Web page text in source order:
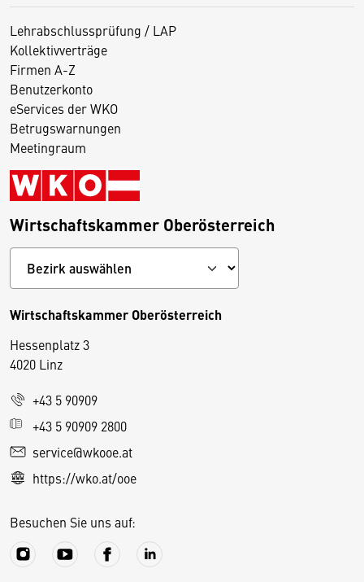
Lehrabschlussprüfung / LAP
Kollektivverträge
Firmen A-Z
Benutzerkonto
eServices der WKO
Betrugswarnungen
Meetingraum
Wirtschaftskammer Oberösterreich
Wirtschaftskammer Oberösterreich
Hessenplatz 3
4020 Linz
+43 5 90909
+43 5 90909 2800
service@wkooe.at
https://wko.at/ooe
Besuchen Sie uns auf:
D
e
s
S
e